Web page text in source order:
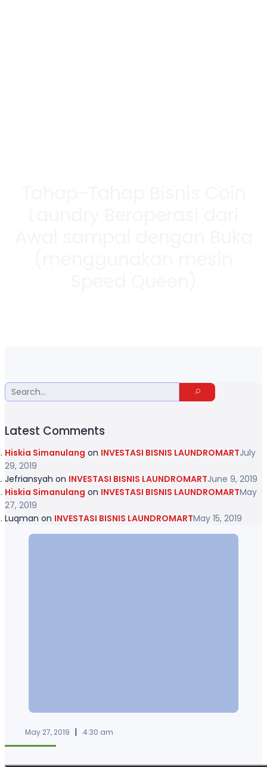
Latest Comments
Hiskia Simanulang on INVESTASI BISNIS LAUNDROMARTJuly
29, 2019
Jefriansyah on INVESTASI BISNIS LAUNDROMARTJune 9, 2019
Hiskia Simanulang on INVESTASI BISNIS LAUNDROMARTMay
27, 2019
Luqman on INVESTASI BISNIS LAUNDROMARTMay 15, 2019
May 27, 2019 | 4:30 am